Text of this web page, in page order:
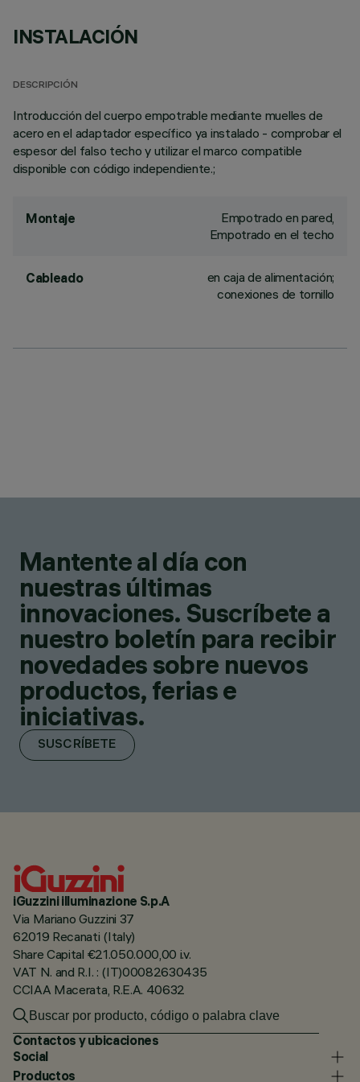
INSTALACIÓN
DESCRIPCIÓN
Introducción del cuerpo empotrable mediante muelles de
acero en el adaptador específico ya instalado - comprobar el
espesor del falso techo y utilizar el marco compatible
disponible con código independiente.;
Montaje
Empotrado en pared,
Empotrado en el techo
Cableado
en caja de alimentación;
conexiones de tornillo
Mantente al día con
nuestras últimas
innovaciones. Suscríbete a
nuestro boletín para recibir
novedades sobre nuevos
productos, ferias e
iniciativas.
SUSCRÍBETE
iGuzzini illuminazione S.p.A
Via Mariano Guzzini 37
62019 Recanati (Italy)
Share Capital €21.050.000,00 i.v.
VAT N. and R.I. : (IT)00082630435
CCIAA Macerata, R.E.A. 40632
Contactos y ubicaciones
Social
Productos